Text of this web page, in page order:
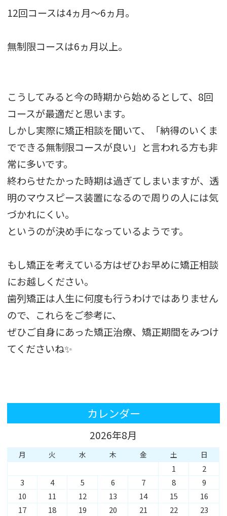
12回コースは4ヵ月～6ヵ月。
無制限コースは6ヵ月以上。
こうしてみると今の時期から始めるとして、8回
コースが最適だと思います。
しかし実際に矯正相談を聞いて、「納得のいくま
でできる無制限コースが良い」と言われる方も非
常に多いです。
終わらせたかった時期は過ぎてしまいますが、透
明のマウスピース装置になるので周りの人には気
づかれにくい。
というのが決め手になっているようです。
もし矯正を考えている方はぜひお早めに矯正相談
にお越しください。
歯列矯正は人生に何度も行うわけではありません
ので、これらをご参考に、
ぜひご自身にあった矯正治療、矯正期間をみつけ
てくださいね✨
カレンダー
2026年8月
月 火 水 木 金 土 日
1
2
3
4 5 6 7 8
9
10
11 12 13 14 15
16
17
18 19 20 21 22 23